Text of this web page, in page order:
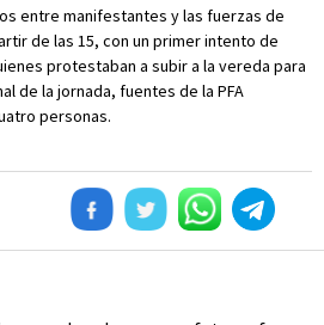
entre manifestantes y las fuerzas de
de las 15, con un primer intento de
protestaban a subir a la vereda para
de la jornada, fuentes de la PFA
personas.